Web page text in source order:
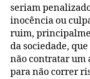
seriam
inocência ou
ruim,
da sociedade,
não contratar um
para não correr